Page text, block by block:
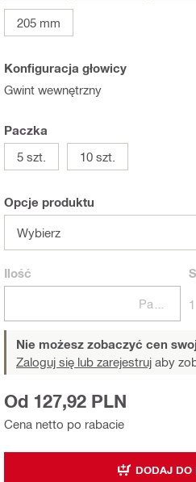
205 mm
Konfiguracja głowicy
Gwint wewnętrzny
Paczka
5 szt.
10 szt.
Opcje produktu
Wybierz
Ilość
1
Nie możesz zobaczyć cen
Zaloguj się lub zarejestruj aby
Cena netto po rabacie
Od 127,92 PLN
DODAJ DO